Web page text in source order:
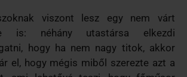
viszont lesz egy nem várt
is: néhány utastársa elkezdi
hogy ha nem nagy titok, akkor
el, hogy mégis miből szerezte azt a